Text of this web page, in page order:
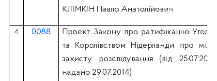
КЛІМКІН Павло Анатолійович
4. 0088
Проект Закону про ратифікацію
та Королівством Нідерланди про
захисту розслідування (вiд
надано 29.07.2014)